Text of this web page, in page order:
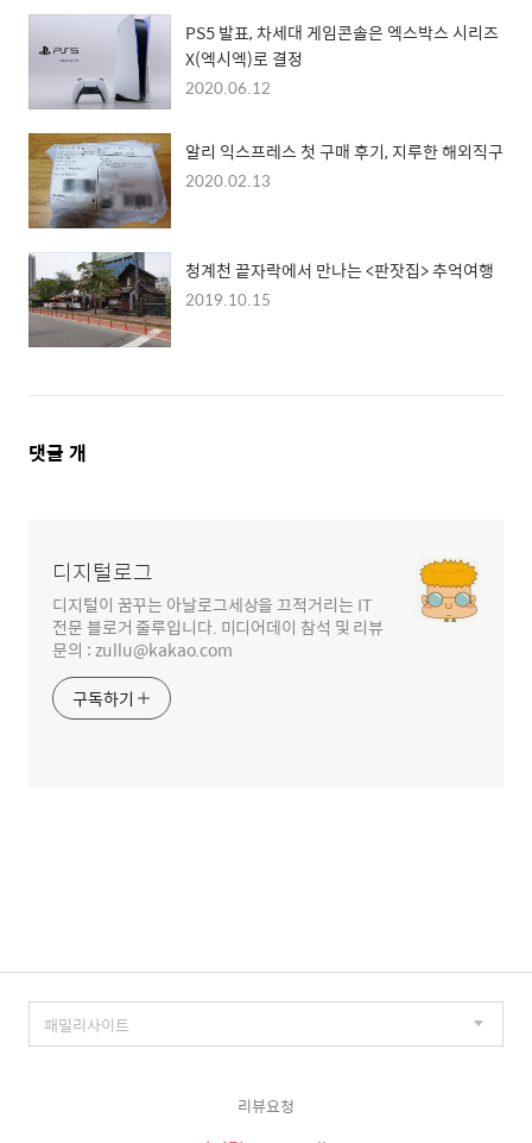
PS5 발표, 차세대 게임콘솔은 엑스박스 시리즈
X(엑시엑)로 결정
2020.06.12
알리 익스프레스 첫 구매 후기, 지루한 해외직구
2020.02.13
청계천 끝자락에서 만나는 <판잣집> 추억여행
2019.10.15
댓
댓글 개
디지털로그
디지털이 꿈꾸는 아날로그세상을 끄적거리는 IT
전문 블로거 줄루입니다. 미디어데이 참석 및 리뷰
문의 : zullu@kakao.com
구독하기
리뷰요청